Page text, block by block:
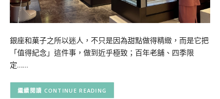
銀座和菓子之所以迷人，不只是因為甜點做得精緻，而是它把
「值得紀念」這件事，做到近乎極致；百年老舖、四季限
定……
CONTINUE READING